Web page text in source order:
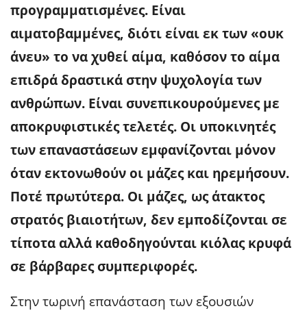
προγραμματισμένες. Είναι
αιματοβαμμένες, διότι είναι εκ των «ουκ
άνευ» το να χυθεί αίμα, καθόσον το αίμα
επιδρά δραστικά στην ψυχολογία των
ανθρώπων. Είναι συνεπικουρούμενες με
αποκρυφιστικές τελετές. Οι υποκινητές
των επαναστάσεων εμφανίζονται μόνον
όταν εκτονωθούν οι μάζες και ηρεμήσουν.
Ποτέ πρωτύτερα. Οι μάζες, ως άτακτος
στρατός βιαιοτήτων, δεν εμποδίζονται σε
τίποτα αλλά καθοδηγούνται κιόλας κρυφά
σε βάρβαρες συμπεριφορές.
Στην τωρινή επανάσταση των εξουσιών